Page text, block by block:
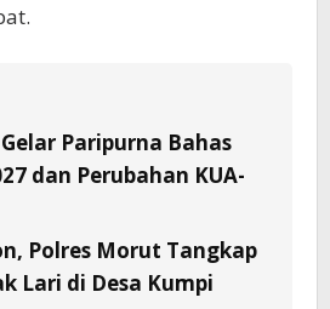
Paripurna Bahas
dan Perubahan KUA-
Polres Morut Tangkap
Lari di Desa Kumpi